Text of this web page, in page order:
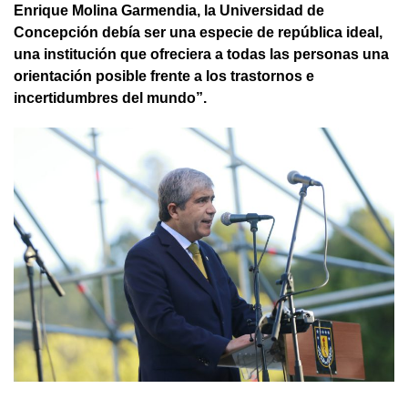
Enrique Molina Garmendia, la Universidad de
Concepción debía ser una especie de república ideal,
una institución que ofreciera a todas las personas una
orientación posible frente a los trastornos e
incertidumbres del mundo”.